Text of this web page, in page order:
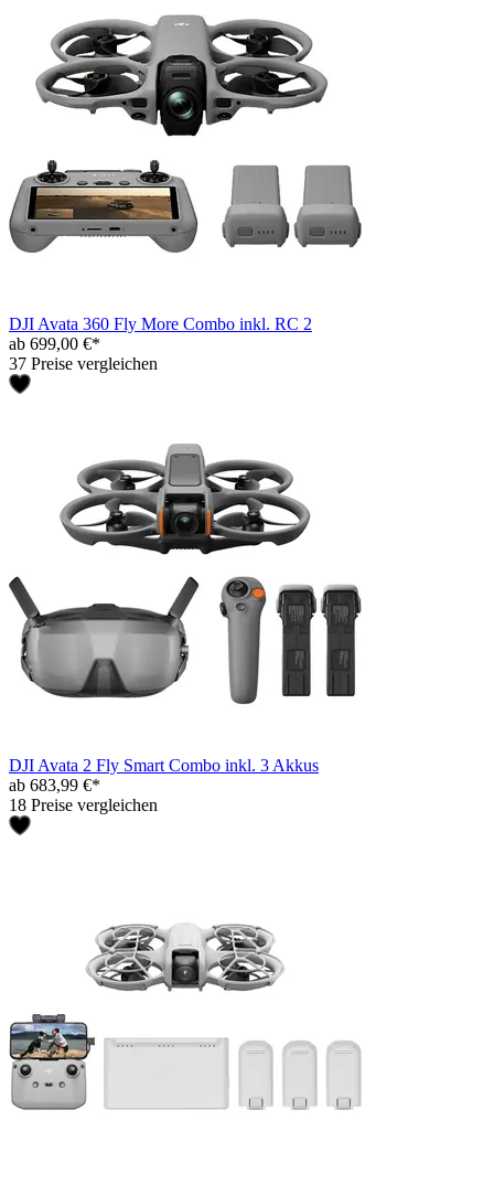
DJI Avata 360 Fly More Combo inkl. RC 2
ab 699,00 €*
37 Preise vergleichen
DJI Avata 2 Fly Smart Combo inkl. 3 Akkus
ab 683,99 €*
18 Preise vergleichen